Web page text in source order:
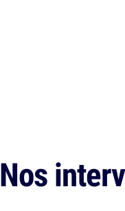
Nos